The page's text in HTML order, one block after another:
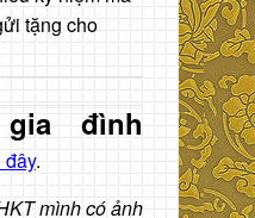
tặng cho
đình
đây.
mình có ảnh